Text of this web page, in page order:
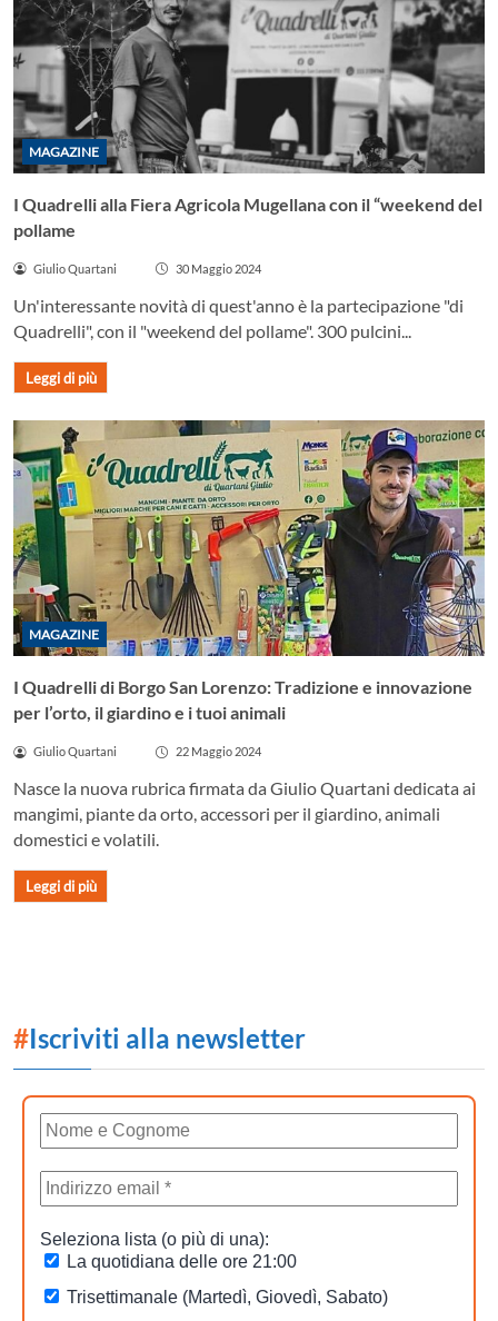
MAGAZINE
I Quadrelli alla Fiera Agricola Mugellana con il “weekend del
pollame
Giulio Quartani 30 Maggio 2024
Un'interessante novità di quest'anno è la partecipazione "di
Quadrelli", con il "weekend del pollame". 300 pulcini...
Leggi di più
MAGAZINE
I Quadrelli di Borgo San Lorenzo: Tradizione e innovazione
per l’orto, il giardino e i tuoi animali
Giulio Quartani 22 Maggio 2024
Nasce la nuova rubrica firmata da Giulio Quartani dedicata ai
mangimi, piante da orto, accessori per il giardino, animali
domestici e volatili.
Leggi di più
#Iscriviti alla newsletter